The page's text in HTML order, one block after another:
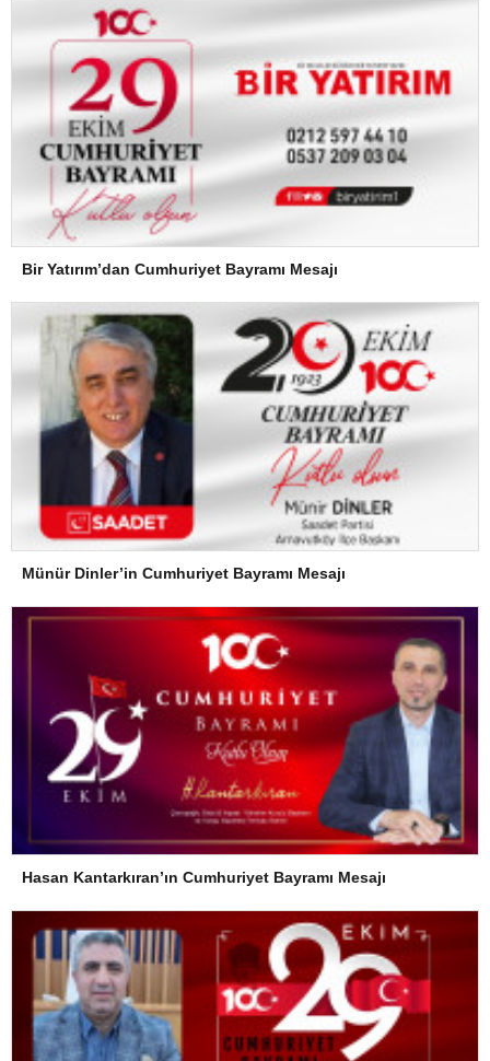
Bir Yatırım’dan Cumhuriyet Bayramı Mesajı
Münür Dinler’in Cumhuriyet Bayramı Mesajı
Hasan Kantarkıran’ın Cumhuriyet Bayramı Mesajı